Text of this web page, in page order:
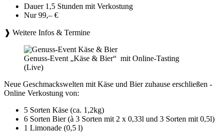
Dauer 1,5 Stunden mit Verkostung
Nur 99,– €
❱ Weitere Infos & Termine
Genuss-Event „Käse & Bier“ mit Online-Tasting
(Live)
Neue Geschmackswelten mit Käse und Bier zuhause erschließen -
Online Verkostung von:
5 Sorten Käse (ca. 1,2kg)
6 Sorten Bier (à 3 Sorten mit 2 x 0,33l und 3 Sorten mit 0,5l)
1 Limonade (0,5 l)